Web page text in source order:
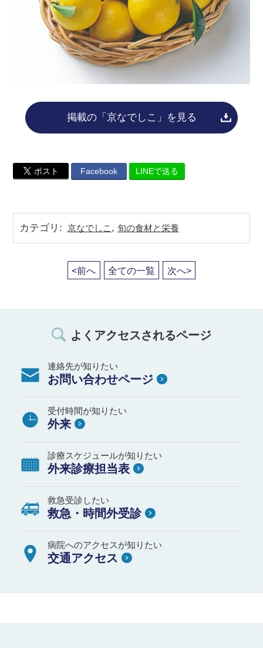
掲載の「京なでしこ」を見る
ポスト Facebook LINEで送る
カテゴリ : 京なでしこ , 旬の食材と栄養
<前へ 全ての一覧 次へ>
よくアクセスされるページ
連絡先が知りたい
お問い合わせページ
受付時間が知りたい
外来
診療スケジュールが知りたい
外来診療担当表
救急受診したい
救急・時間外受診
病院へのアクセスが知りたい
交通アクセス